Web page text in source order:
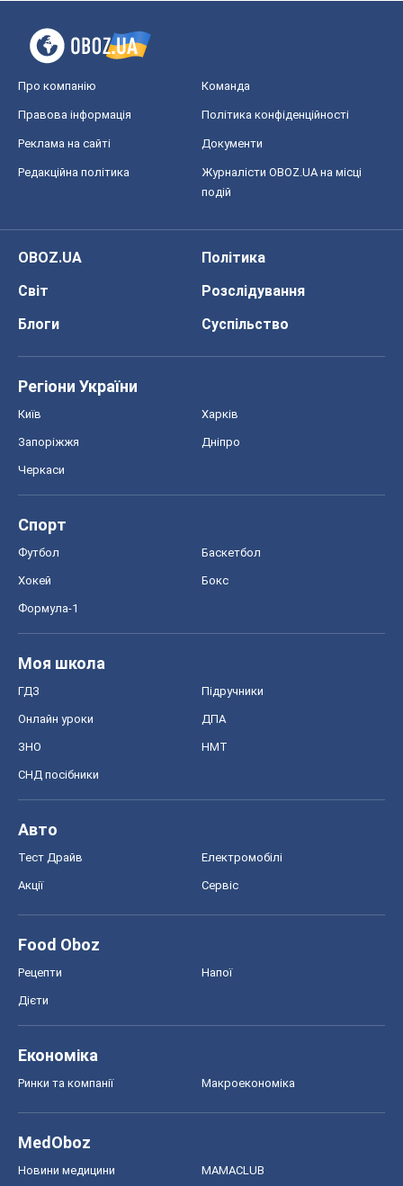
Про компанію Команда
Правова інформація Політика конфіденційності
Реклама на сайті Документи
Редакційна політика
Журналісти OBOZ.UA на місці
подій
OBOZ.UA
Політика
Світ
Розслідування
Блоги
Суспільство
Регіони України
Київ Харків
Запоріжжя Дніпро
Черкаси
Спорт
Футбол Баскетбол
Хокей Бокс
Формула-1
Моя школа
ГДЗ Підручники
Онлайн уроки ДПА
ЗНО НМТ
СНД посібники
Авто
Тест Драйв Електромобілі
Акції Сервіс
Food Oboz
Рецепти Напої
Дієти
Економіка
Ринки та компанії Макроекономіка
MedOboz
Новини медицини MAMACLUB